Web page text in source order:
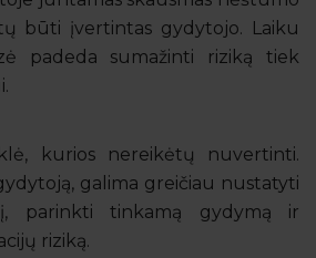
būti įvertintas gydytojo. Laiku
padeda sumažinti riziką tiek
kurios nereikėtų nuvertinti.
galima greičiau nustatyti
parinkti tinkamą gydymą ir
riziką.